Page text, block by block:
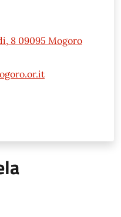
8 09095 Mogoro